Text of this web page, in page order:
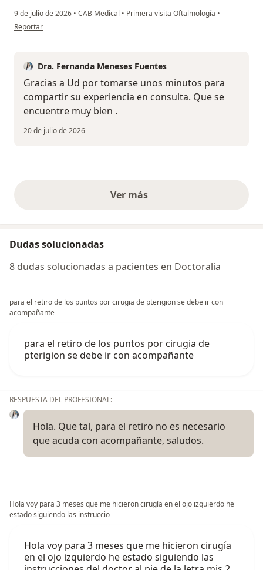
9 de julio de 2026 • CAB Medical • Primera visita Oftalmología •
en opinión del usuario FG
Reportar
Dra. Fernanda Meneses Fuentes
Gracias a Ud por tomarse unos minutos para
compartir su experiencia en consulta. Que se
encuentre muy bien .
20 de julio de 2026
Ver másopiniones anteriores
Dudas solucionadas
8 dudas solucionadas a pacientes en Doctoralia
para el retiro de los puntos por cirugia de pterigion se debe ir con
acompañante
para el retiro de los puntos por cirugia de
pterigion se debe ir con acompañante
RESPUESTA DEL PROFESIONAL:
Hola. Que tal, para el retiro no es necesario
que acuda con acompañante, saludos.
Hola voy para 3 meses que me hicieron cirugía en el ojo izquierdo he
estado siguiendo las instruccio
Hola voy para 3 meses que me hicieron cirugía
en el ojo izquierdo he estado siguiendo las